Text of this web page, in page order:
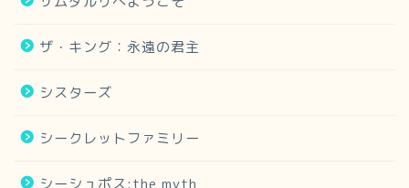
ザ・キング：永遠の君主
シスターズ
シークレットファミリー